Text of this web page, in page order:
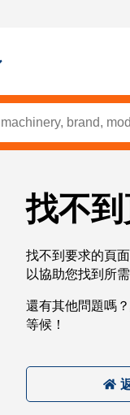
找不到
找不到要求的頁
以協助您找到所需
還有其他問題嗎
等候！